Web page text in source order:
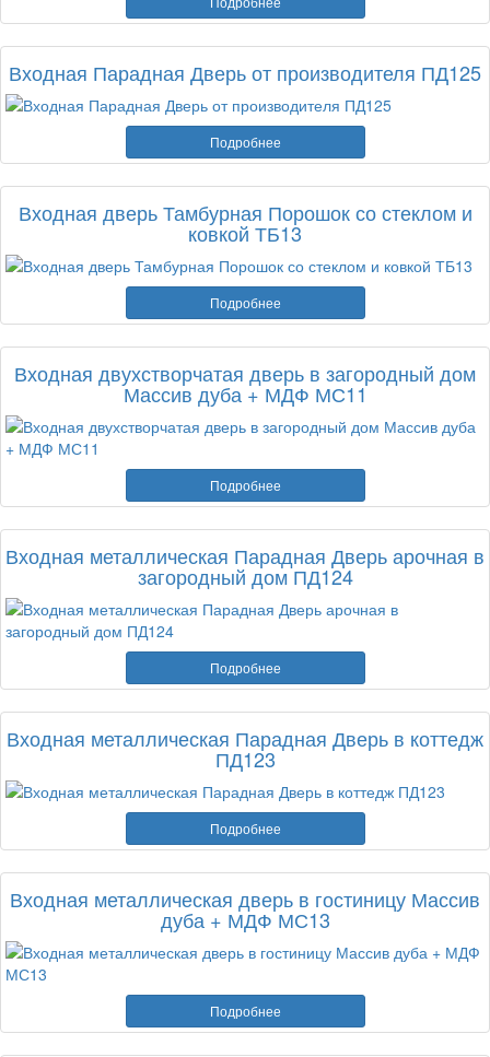
Входная Парадная Дверь от производителя ПД125
Подробнее
Входная дверь Тамбурная Порошок со стеклом и
ковкой ТБ13
Подробнее
Входная двухстворчатая дверь в загородный дом
Массив дуба + МДФ МС11
Подробнее
Входная металлическая Парадная Дверь арочная в
загородный дом ПД124
Подробнее
Входная металлическая Парадная Дверь в коттедж
ПД123
Подробнее
Входная металлическая дверь в гостиницу Массив
дуба + МДФ МС13
Подробнее